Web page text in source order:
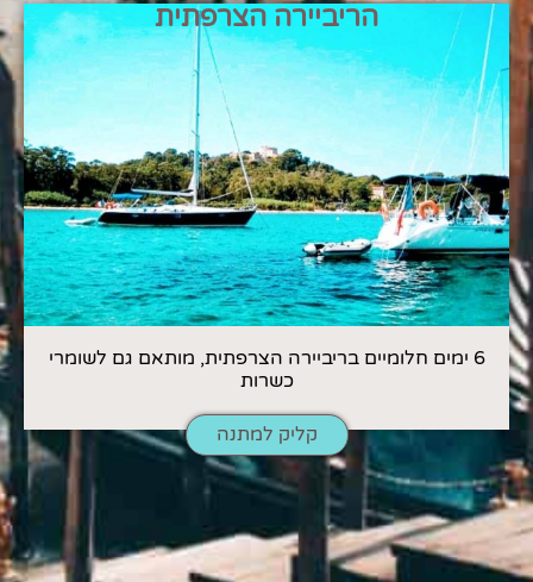
הריביירה הצרפתית
6 ימים חלומיים בריביירה הצרפתית, מותאם גם לשומרי
כשרות
קליק למתנה